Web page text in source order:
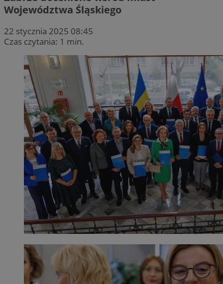
Województwa Śląskiego
22 stycznia 2025 08:45
Czas czytania: 1 min.